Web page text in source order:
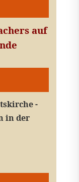
auf
-
in der